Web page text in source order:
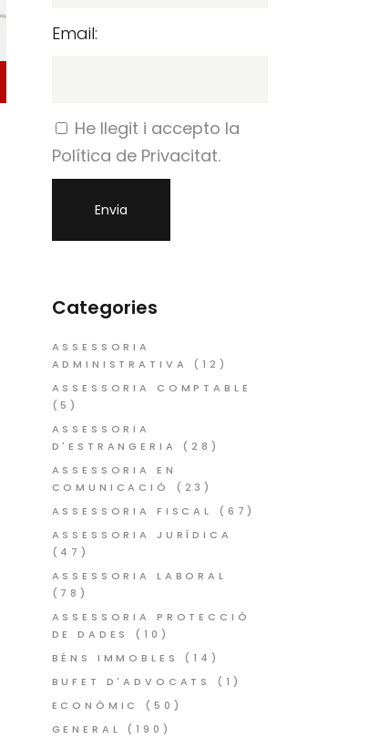
Email:
He llegit i accepto la
Política de Privacitat.
Categories
ASSESSORIA
ADMINISTRATIVA
(12)
ASSESSORIA COMPTABLE
(5)
ASSESSORIA
D'ESTRANGERIA
(28)
ASSESSORIA EN
COMUNICACIÓ
(23)
ASSESSORIA FISCAL
(67)
ASSESSORIA JURÍDICA
(47)
ASSESSORIA LABORAL
(78)
ASSESSORIA PROTECCIÓ
DE DADES
(10)
BÉNS IMMOBLES
(14)
BUFET D'ADVOCATS
(1)
ECONÒMIC
(50)
GENERAL
(190)